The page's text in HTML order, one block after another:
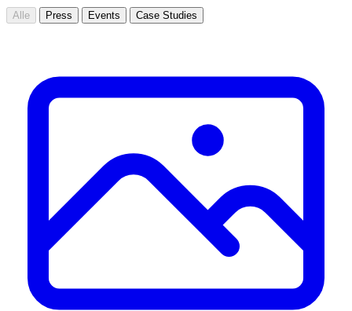
Alle Press Events Case Studies